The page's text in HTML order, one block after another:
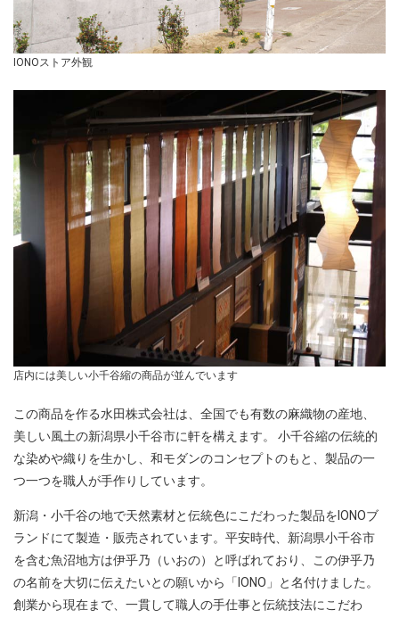
IONOストア外観
店内には美しい小千谷縮の商品が並んでいます
この商品を作る水田株式会社は、全国でも有数の麻織物の産地、
美しい風土の新潟県小千谷市に軒を構えます。 小千谷縮の伝統的
な染めや織りを生かし、和モダンのコンセプトのもと、製品の一
つ一つを職人が手作りしています。
新潟・小千谷の地で天然素材と伝統色にこだわった製品をIONOブ
ランドにて製造・販売されています。平安時代、新潟県小千谷市
を含む魚沼地方は伊乎乃（いおの）と呼ばれており、この伊乎乃
の名前を大切に伝えたいとの願いから「IONO」と名付けました。
創業から現在まで、一貫して職人の手仕事と伝統技法にこだわ